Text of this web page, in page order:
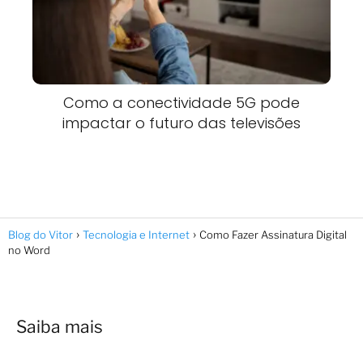
Como a conectividade 5G pode
impactar o futuro das televisões
Blog do Vitor Tecnologia e Internet
Como Fazer Assinatura Digital
no Word
Saiba mais